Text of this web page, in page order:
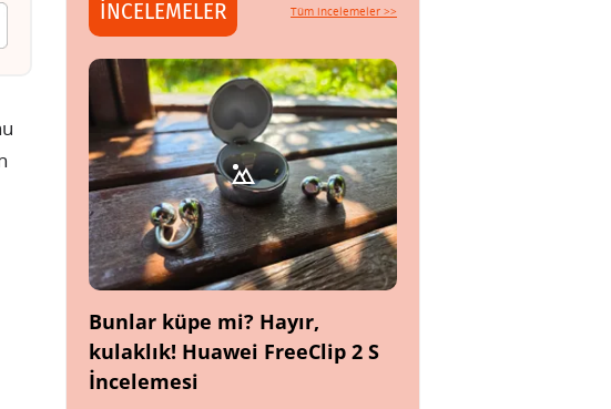
İNCELEMELER Tüm incelemeler >>
Bunlar küpe mi? Hayır,
kulaklık! Huawei FreeClip 2 S
İncelemesi